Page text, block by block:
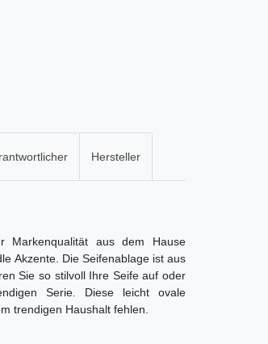
Hersteller
Markenqualität aus dem Hause
Akzente. Die Seifenablage ist aus
Sie so stilvoll Ihre Seife auf oder
Serie. Diese leicht ovale
trendigen Haushalt fehlen.